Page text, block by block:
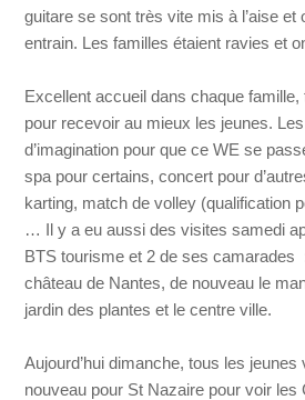
guitare se sont très vite mis à l’aise et
entrain. Les familles étaient ravies et
Excellent accueil dans chaque famille,
pour recevoir au mieux les jeunes.
d’imagination pour que ce WE se
spa pour certains, concert pour
karting, match de volley (qualification
… Il y a eu aussi des visites samedi
BTS tourisme et 2 de ses camarades
château de Nantes, de nouveau le
jardin des plantes et le centre ville.
Aujourd’hui dimanche, tous les jeunes
nouveau pour St Nazaire pour voir les